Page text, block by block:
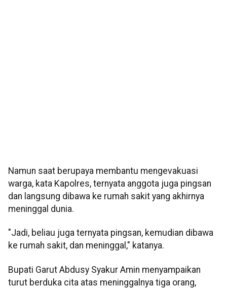
Namun saat berupaya membantu mengevakuasi
warga, kata Kapolres, ternyata anggota juga pingsan
dan langsung dibawa ke rumah sakit yang akhirnya
meninggal dunia.
"Jadi, beliau juga ternyata pingsan, kemudian dibawa
ke rumah sakit, dan meninggal," katanya.
Bupati Garut Abdusy Syakur Amin menyampaikan
turut berduka cita atas meninggalnya tiga orang,